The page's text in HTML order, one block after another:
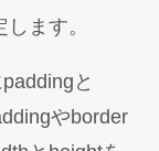
ます。
と
やborder